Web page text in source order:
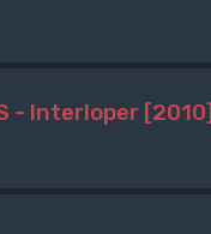
- Interloper [2010]